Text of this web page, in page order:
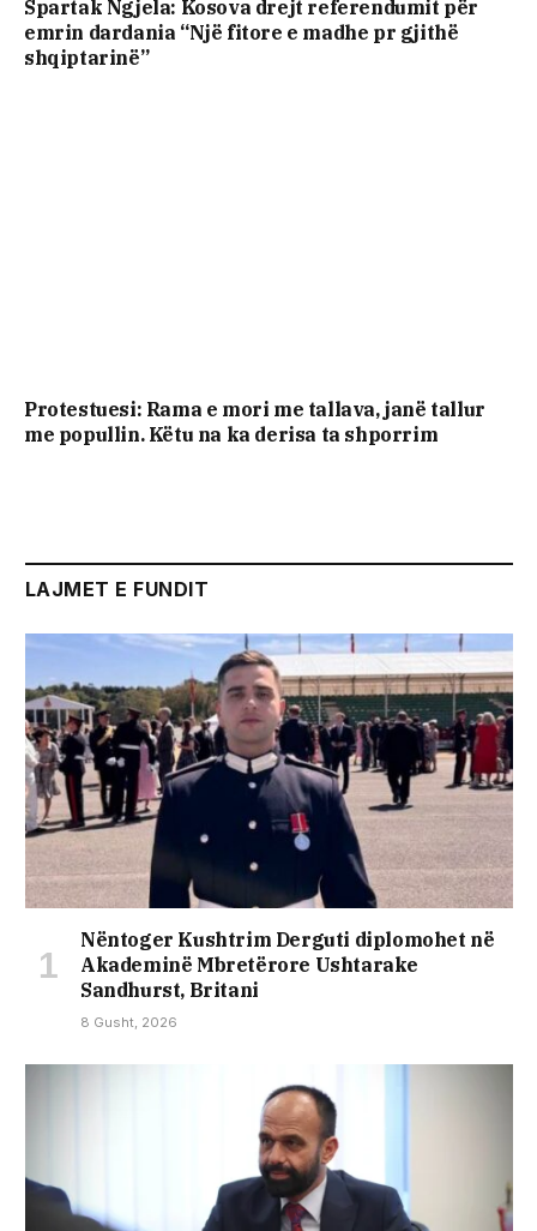
Spartak Ngjela: Kosova drejt referendumit për
emrin dardania “Një fitore e madhe pr gjithë
shqiptarinë”
Protestuesi: Rama e mori me tallava, janë tallur
me popullin. Këtu na ka derisa ta shporrim
LAJMET E FUNDIT
Nëntoger Kushtrim Derguti diplomohet në
Akademinë Mbretërore Ushtarake
Sandhurst, Britani
8 Gusht, 2026